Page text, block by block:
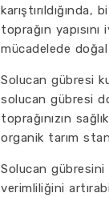
toprağın
mücadelede
Solucan gübresi
solucan gübresi
toprağınızın
organik tarım
Solucan gübresini
verimliliğini